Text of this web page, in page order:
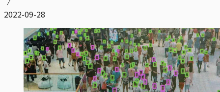
2022-09-28